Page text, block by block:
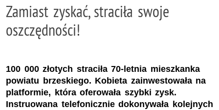
Zamiast zyskać, straciła swoje
oszczędności!
100 000 złotych straciła 70-letnia mieszkanka
powiatu brzeskiego. Kobieta zainwestowała na
platformie, która oferowała szybki zysk.
Instruowana telefonicznie dokonywała kolejnych